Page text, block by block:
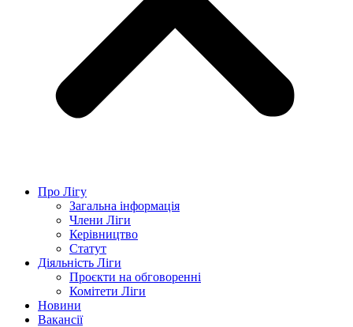
Про Лігу
Загальна інформація
Члени Ліги
Керівництво
Статут
Діяльність Ліги
Проєкти на обговоренні
Комітети Ліги
Новини
Вакансії